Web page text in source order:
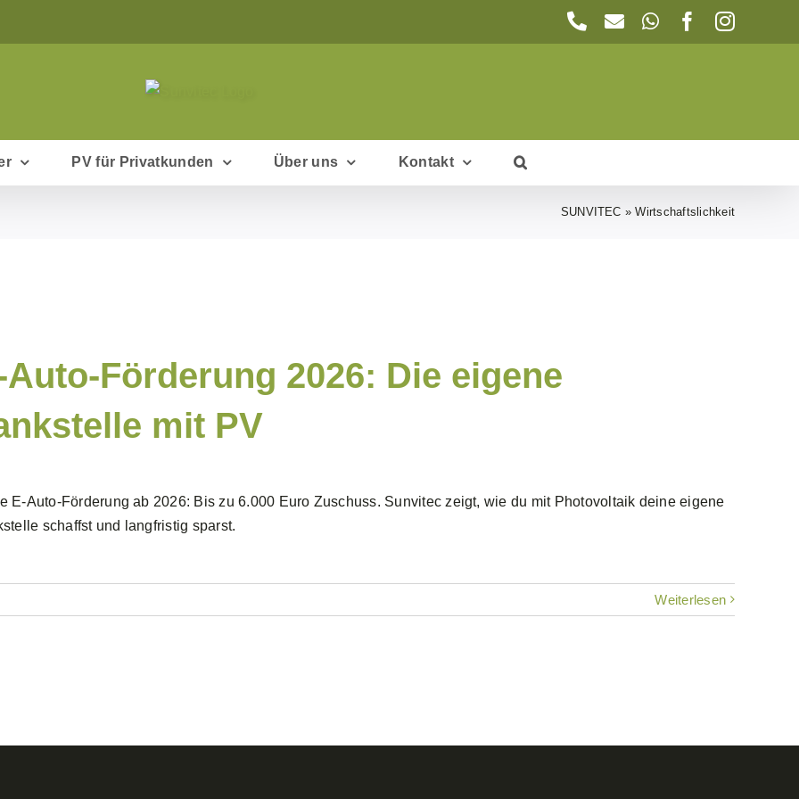
Telefon
E-
Mail
WhatsAppFacebook
PV für Privatkunden Über uns Kontakt
SUNVITEC »Wirtschaftslichkeit
Auto-Förderung 2026: Die eigene
mit PV
E-Auto-Förderung ab 2026: Bis zu 6.000 Euro Zuschuss. Sunvitec zeigt, wie du mit Photovoltaik deine eigene
schaffst und langfristig sparst.
Weiterlesen